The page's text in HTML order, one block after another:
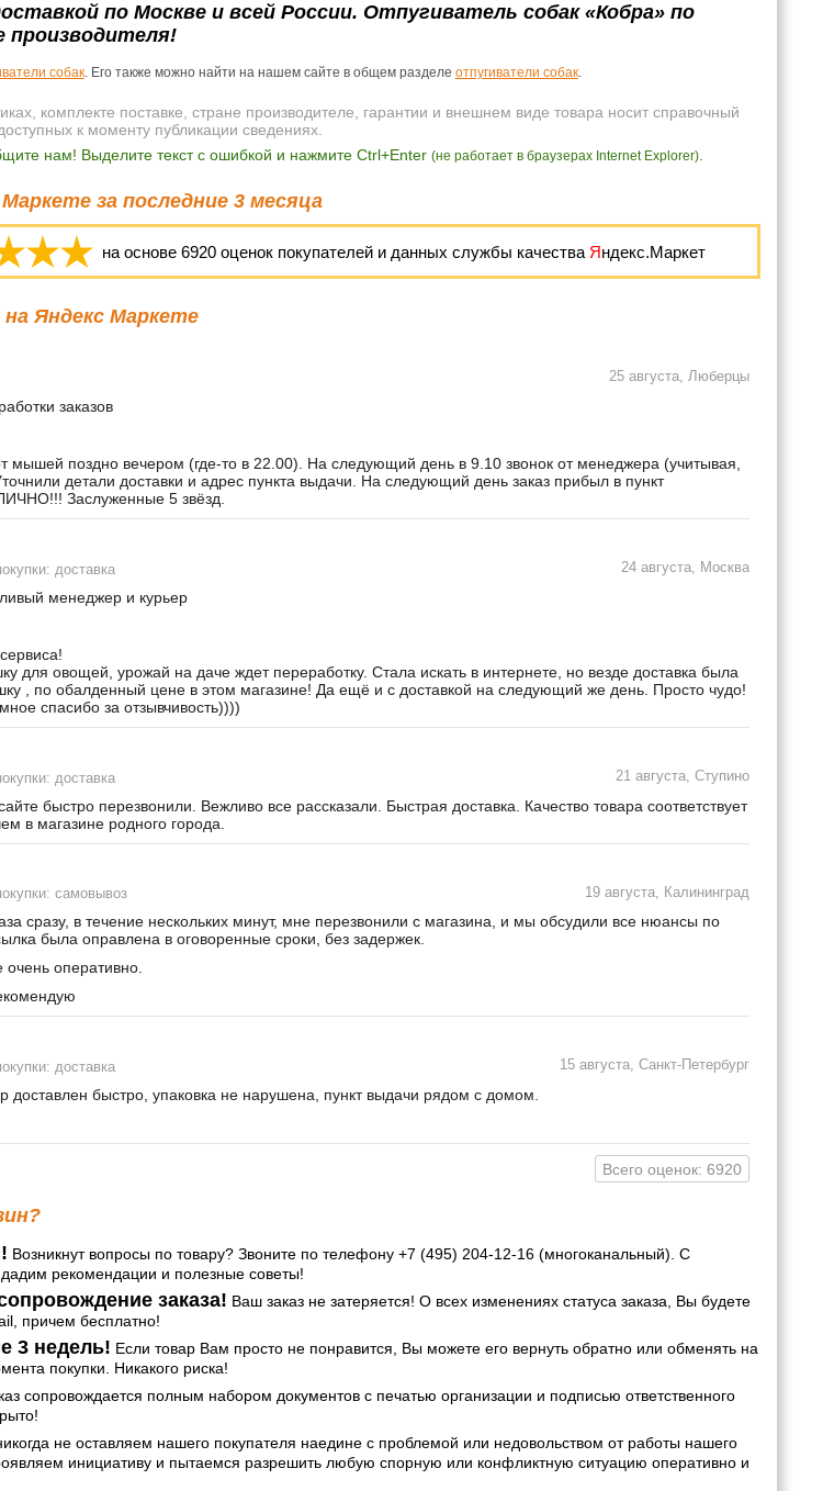
по Москве и всей России. Отпугиватель собак «Кобра» по
производителя!
собак. Его также можно найти на нашем сайте в общем разделе отпугиватели собак.
комплекте поставке, стране производителе, гарантии и внешнем виде товара носит справочный
к моменту публикации сведениях.
нам! Выделите текст с ошибкой и нажмите Ctrl+Enter (не работает в браузерах Internet Explorer).
за последние 3 месяца
на основе6920 оценок покупателей и данных службы качества Яндекс.Маркет
Яндекс Маркете
25 августа, Люберцы
заказов
мышей поздно вечером (где-то в 22.00). На следующий день в 9.10 звонок от менеджера (учитывая,
детали доставки и адрес пункта выдачи. На следующий день заказ прибыл в пункт
Заслуженные 5 звёзд.
доставка 24 августа, Москва
менеджер и курьер
для овощей, урожай на даче ждет переработку. Стала искать в интернете, но везде доставка была
, по обалденный цене в этом магазине! Да ещё и с доставкой на следующий же день. Просто чудо!
спасибо за отзывчивость))))
доставка 21 августа, Ступино
быстро перезвонили. Вежливо все рассказали. Быстрая доставка. Качество товара соответствует
в магазине родного города.
самовывоз 19 августа, Калининград
сразу, в течение нескольких минут, мне перезвонили с магазина, и мы обсудили все нюансы по
была оправлена в оговоренные сроки, без задержек.
очень оперативно.
доставка 15 августа, Санкт-Петербург
доставлен быстро, упаковка не нарушена, пункт выдачи рядом с домом.
Всего оценок: 6920
Возникнут вопросы по товару? Звоните по телефону +7 (495) 204-12-16 (многоканальный). С
рекомендации и полезные советы!
заказа! Ваш заказ не затеряется! О всех изменениях статуса заказа, Вы будете
причем бесплатно!
3 недель! Если товар Вам просто не понравится, Вы можете его вернуть обратно или обменять на
покупки. Никакого риска!
сопровождается полным набором документов с печатью организации и подписью ответственного
не оставляем нашего покупателя наедине с проблемой или недовольством от работы нашего
инициативу и пытаемся разрешить любую спорную или конфликтную ситуацию оперативно и